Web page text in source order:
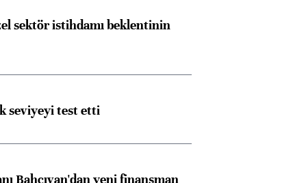
Almanya, Commerzbank
sektör istihdamı beklentinin
seviyeyi test etti
Bahçıvan'dan yeni finansman